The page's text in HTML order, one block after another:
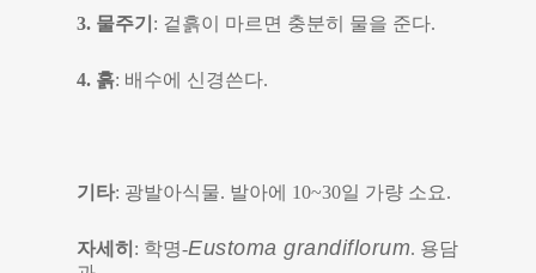
3. 물주기 : 겉흙이 마르면 충분히 물을 준다.
4. 흙: 배수에 신경쓴다.
기타: 광발아식물. 발아에 10~30일 가량 소요.
자세히 : 학명-Eustoma grandiflorum. 용담